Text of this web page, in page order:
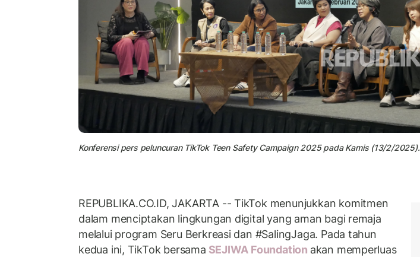
Konferensi pers peluncuran TikTok Teen Safety Campaign 2025 pada Kamis (13/2/2025).
REPUBLIKA.CO.ID, JAKARTA -- TikTok menunjukkan komitmen
dalam menciptakan lingkungan digital yang aman bagi remaja
melalui program Seru Berkreasi dan #SalingJaga. Pada tahun
kedua ini, TikTok bersama SEJIWA Foundation akan memperluas